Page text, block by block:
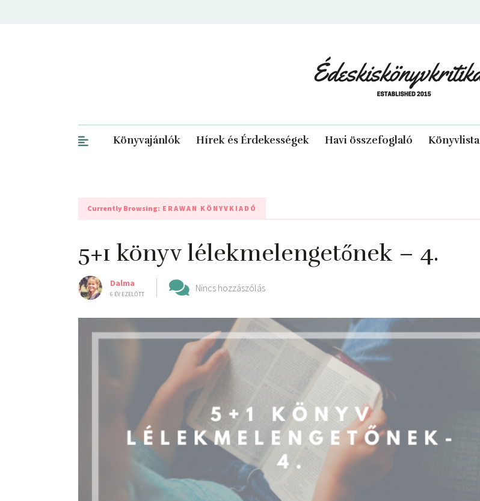
Könyvajánlók Hírek és Érdekességek Havi összefoglaló Könyvlista
Currently Browsing: ERAWAN KÖNYVKIADÓ
5+1 könyv lélekmelengetőnek – 4.
Dalma
6 ÉV EZELŐTT
Nincs hozzászólás